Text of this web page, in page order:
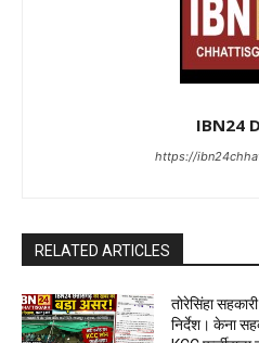
IBN24
https://
RELATED ARTICLES
तोरेसिंहा
निर्देश। केना